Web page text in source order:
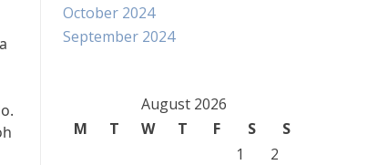
October 2024
September 2024
August 2026
M
T W T F S
S
1
2